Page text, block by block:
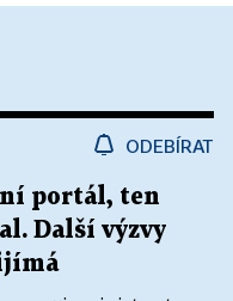
ODEBÍRAT
portál, ten
Další výzvy